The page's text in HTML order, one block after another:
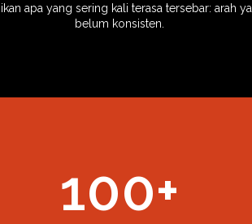
apa yang sering kali terasa tersebar: arah
belum konsisten.
100+